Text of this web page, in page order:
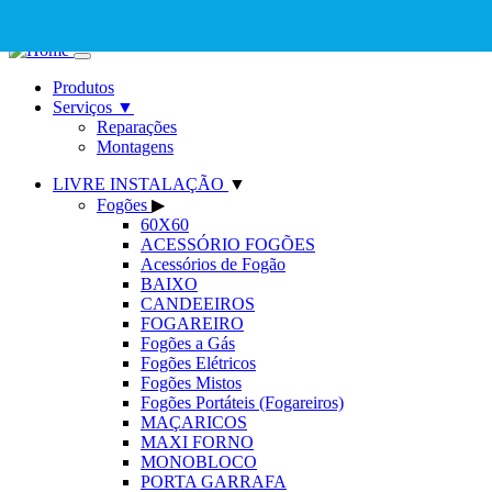
Produtos
Serviços ▼
Reparações
Montagens
LIVRE INSTALAÇÃO ▼
Fogões ▶
60X60
ACESSÓRIO FOGÕES
Acessórios de Fogão
BAIXO
CANDEEIROS
FOGAREIRO
Fogões a Gás
Fogões Elétricos
Fogões Mistos
Fogões Portáteis (Fogareiros)
MAÇARICOS
MAXI FORNO
MONOBLOCO
PORTA GARRAFA